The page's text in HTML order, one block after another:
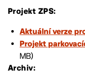
Projekt ZPS:
Aktuální verze
Projekt
MB)
Archiv: